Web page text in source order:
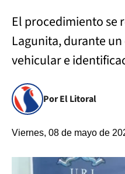
El procedimiento se
Lagunita, durante
vehicular e
Por El Litoral
Viernes, 08 de mayo de